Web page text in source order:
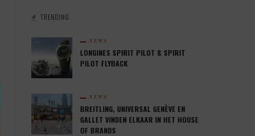
TRENDING
NEWS
LONGINES SPIRIT PILOT & SPIRIT
PILOT FLYBACK
NEWS
BREITLING, UNIVERSAL GENÈVE EN
GALLET VINDEN ELKAAR IN HET HOUSE
OF BRANDS